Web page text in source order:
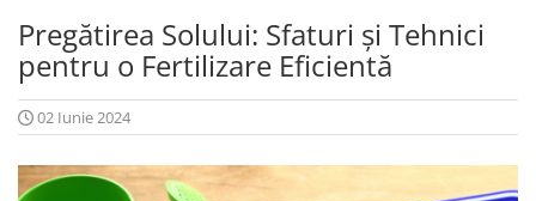
Pregătirea Solului: Sfaturi și Tehnici
pentru o Fertilizare Eficientă
02 Iunie 2024